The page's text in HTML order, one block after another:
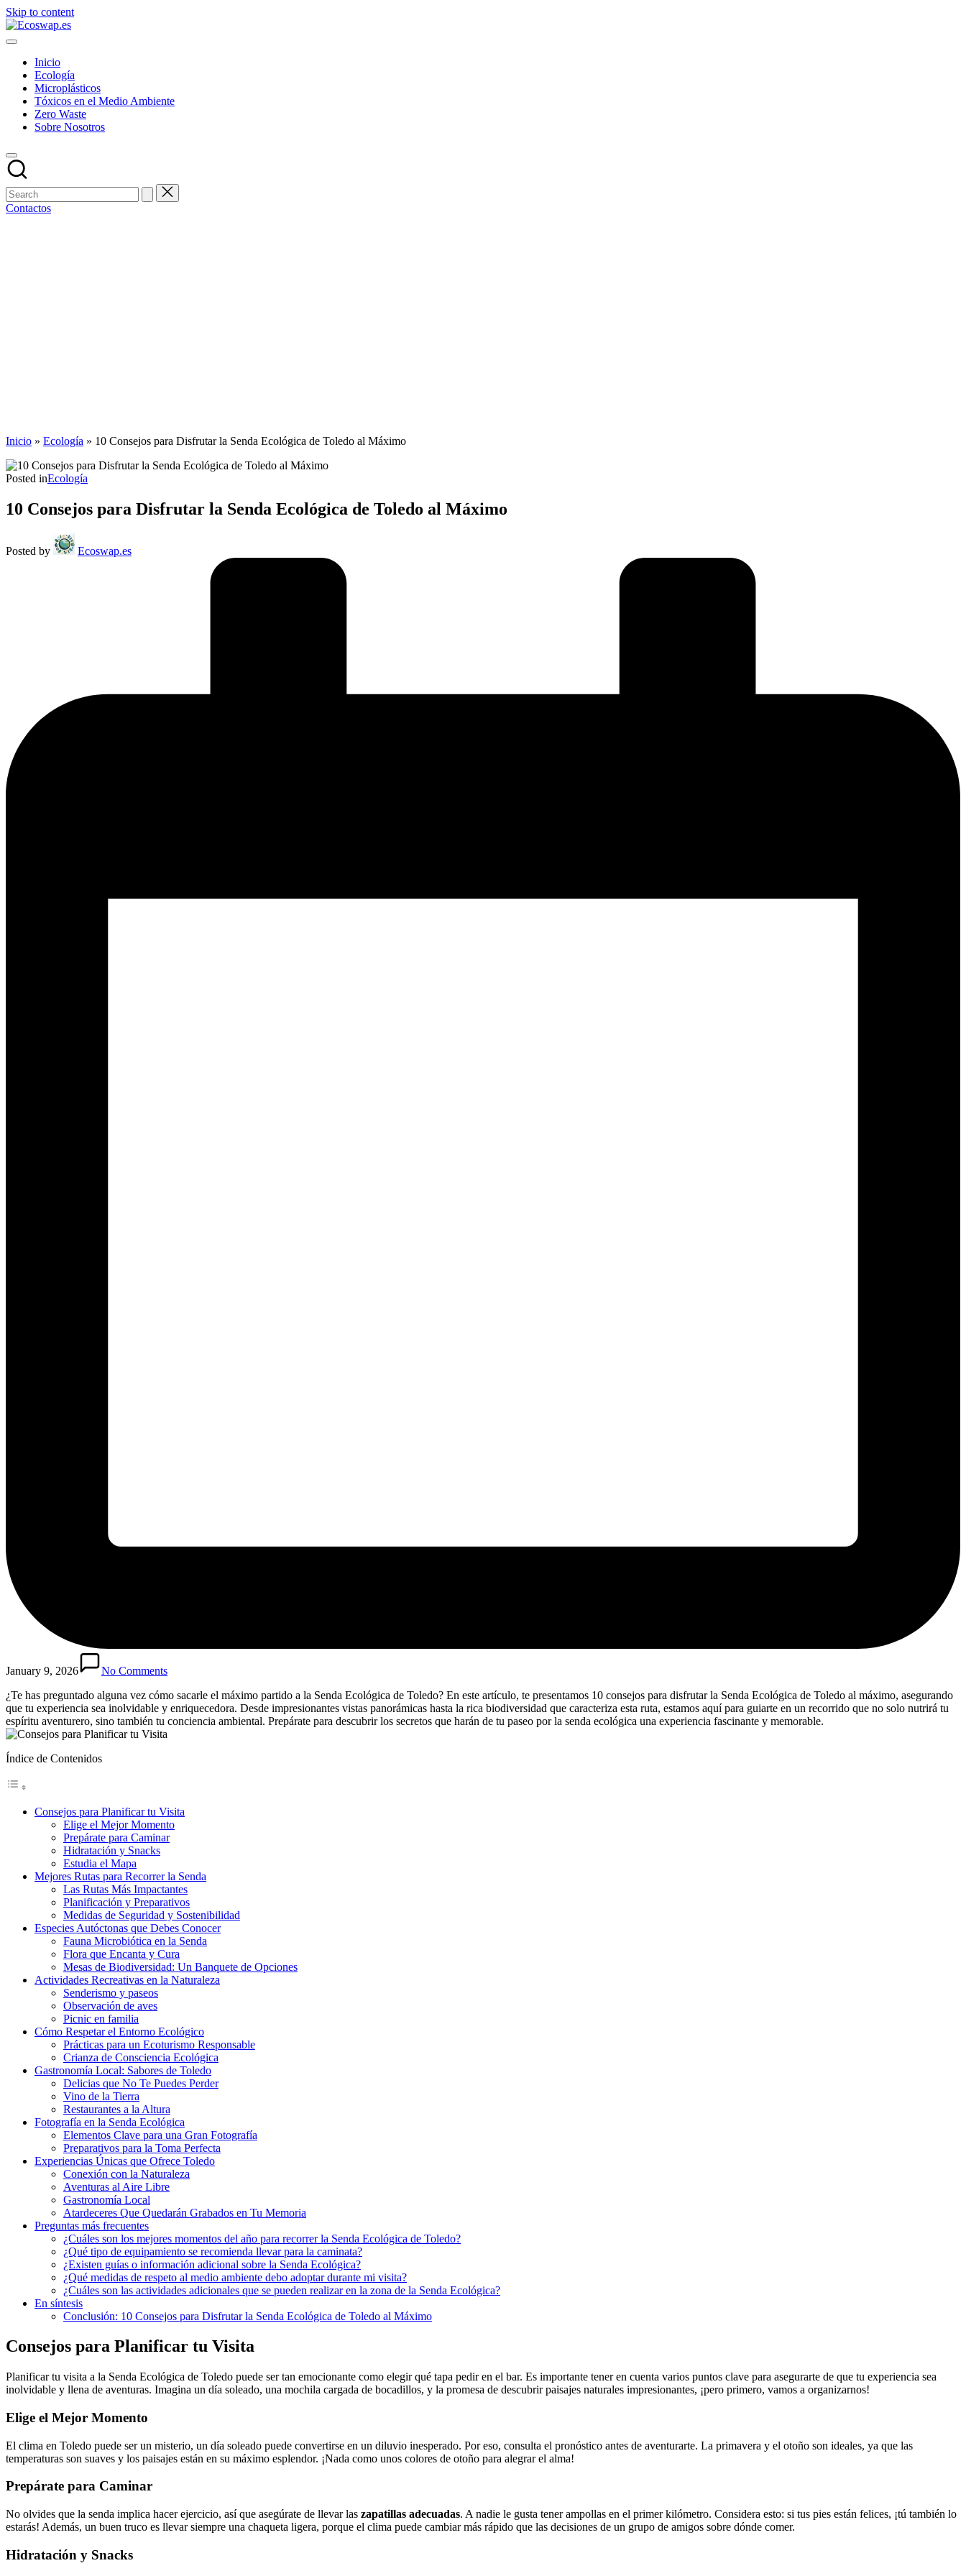
Skip to content
Inicio
Ecología
Microplásticos
Tóxicos en el Medio Ambiente
Zero Waste
Sobre Nosotros
Contactos
Inicio » Ecología » 10 Consejos para Disfrutar la Senda Ecológica de Toledo al Máximo
Posted inEcología
10 Consejos para Disfrutar la Senda Ecológica de Toledo al Máximo
Posted by Ecoswap.es
January 9, 2026
No Comments
¿Te has preguntado alguna vez cómo sacarle el máximo partido a la Senda Ecológica de Toledo? En este artículo, te presentamos 10 consejos para disfrutar la Senda Ecológica de Toledo al máximo, asegurando
que tu experiencia sea inolvidable y enriquecedora. Desde impresionantes vistas panorámicas hasta la rica biodiversidad que caracteriza esta ruta, estamos aquí para guiarte en un recorrido que no solo nutrirá tu
espíritu aventurero, sino también tu conciencia ambiental. Prepárate para descubrir los secretos que harán de tu paseo por la senda ecológica una experiencia fascinante y memorable.
Índice de Contenidos
Consejos para Planificar tu Visita
Elige el Mejor Momento
Prepárate para Caminar
Hidratación y Snacks
Estudia el Mapa
Mejores Rutas para Recorrer la Senda
Las Rutas Más Impactantes
Planificación y Preparativos
Medidas de Seguridad y Sostenibilidad
Especies Autóctonas que Debes Conocer
Fauna Microbiótica en la Senda
Flora que Encanta y Cura
Mesas de Biodiversidad: Un Banquete de Opciones
Actividades Recreativas en la Naturaleza
Senderismo y paseos
Observación de aves
Picnic en familia
Cómo Respetar el Entorno Ecológico
Prácticas para un Ecoturismo Responsable
Crianza de Consciencia Ecológica
Gastronomía Local: Sabores de Toledo
Delicias que No Te Puedes Perder
Vino de la Tierra
Restaurantes a la Altura
Fotografía en la Senda Ecológica
Elementos Clave para una Gran Fotografía
Preparativos para la Toma Perfecta
Experiencias Únicas que Ofrece Toledo
Conexión con la Naturaleza
Aventuras al Aire Libre
Gastronomía Local
Atardeceres Que Quedarán Grabados en Tu Memoria
Preguntas más frecuentes
¿Cuáles son los mejores momentos del año para recorrer la Senda Ecológica de Toledo?
¿Qué tipo de equipamiento se recomienda llevar para la caminata?
¿Existen guías o información adicional sobre la Senda Ecológica?
¿Qué medidas de respeto al medio ambiente debo adoptar durante mi visita?
¿Cuáles son las actividades adicionales que se pueden realizar en la zona de la Senda Ecológica?
En síntesis
Conclusión: 10 Consejos para Disfrutar la Senda Ecológica de Toledo al Máximo
Consejos para Planificar tu Visita
Planificar tu visita a la Senda Ecológica de Toledo puede ser tan emocionante como elegir qué tapa pedir en el bar. Es importante tener en cuenta varios puntos clave para asegurarte de que tu experiencia sea
inolvidable y llena de aventuras. Imagina un día soleado, una mochila cargada de bocadillos, y la promesa de descubrir paisajes naturales impresionantes, ¡pero primero, vamos a organizarnos!
Elige el Mejor Momento
El clima en Toledo puede ser un misterio, un día soleado puede convertirse en un diluvio inesperado. Por eso, consulta el pronóstico antes de aventurarte. La primavera y el otoño son ideales, ya que las
temperaturas son suaves y los paisajes están en su máximo esplendor. ¡Nada como unos colores de otoño para alegrar el alma!
Prepárate para Caminar
No olvides que la senda implica hacer ejercicio, así que asegúrate de llevar las zapatillas adecuadas. A nadie le gusta tener ampollas en el primer kilómetro. Considera esto: si tus pies están felices, ¡tú también lo
estarás! Además, un buen truco es llevar siempre una chaqueta ligera, porque el clima puede cambiar más rápido que las decisiones de un grupo de amigos sobre dónde comer.
Hidratación y Snacks